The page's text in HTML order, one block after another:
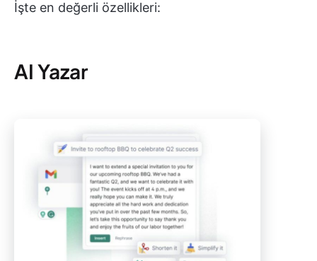
İşte en değerli özellikleri:
AI Yazar